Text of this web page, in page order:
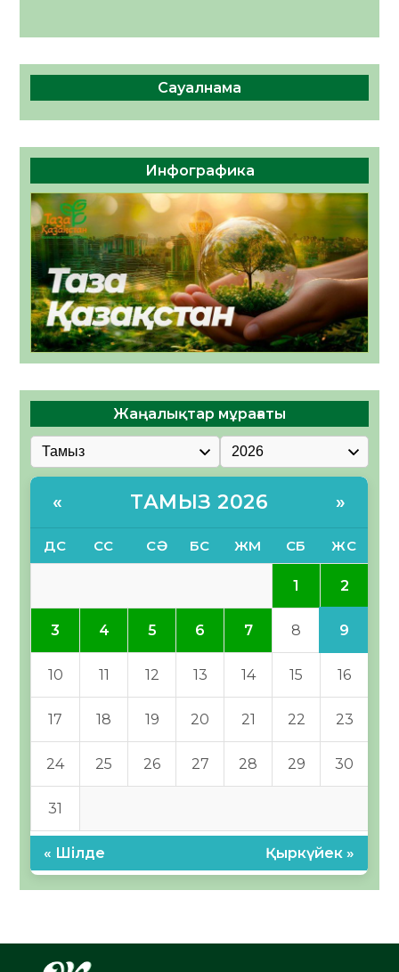
Сауалнама
Инфографика
Жаңалықтар мұрағаты
« ТАМЫЗ 2026 »
ДС СС СӘ БС ЖМ СБ ЖС
1 2
3 4 5 6 7 8 9
10 11 12 13 14 15 16
17 18 19 20 21 22 23
24 25 26 27 28 29 30
31
« Шілде Қыркүйек »